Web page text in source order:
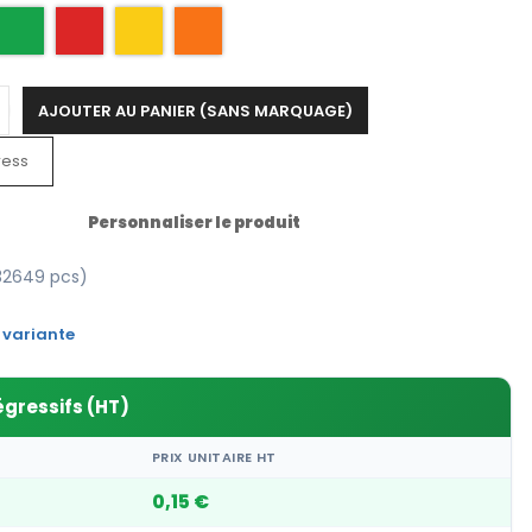
AJOUTER AU PANIER (SANS MARQUAGE)
Personnaliser le produit
pcs)
variante
(HT)
PRIX UNITAIRE HT
0,15 €